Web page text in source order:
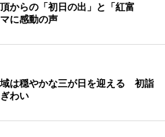
からの「初日の出」と「紅富
に感動の声
は穏やかな三が日を迎える 初詣
わい